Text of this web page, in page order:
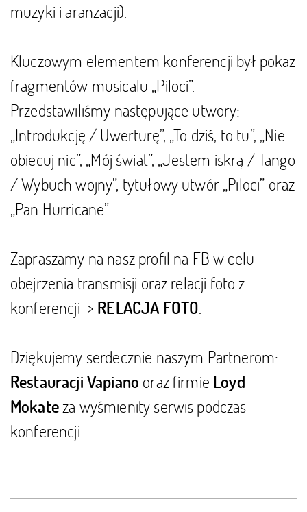
muzyki i aranżacji).
Kluczowym elementem konferencji był pokaz
fragmentów musicalu „Piloci”.
Przedstawiliśmy następujące utwory:
„Introdukcję / Uwerturę”, „To dziś, to tu”, „Nie
obiecuj nic”, „Mój świat”, „Jestem iskrą / Tango
/ Wybuch wojny”, tytułowy utwór „Piloci” oraz
„Pan Hurricane”.
Zapraszamy na nasz profil na FB w celu
obejrzenia transmisji oraz relacji foto z
konferencji-> RELACJA FOTO
Dziękujemy serdecznie naszym Partnerom:
Restauracji Vapiano oraz firmie Loyd
Mokateza wyśmienity serwis podczas
konferencji.